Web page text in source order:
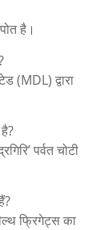
है।
(MDL) द्वारा
पर्वत चोटी
फ्रिगेट्स का